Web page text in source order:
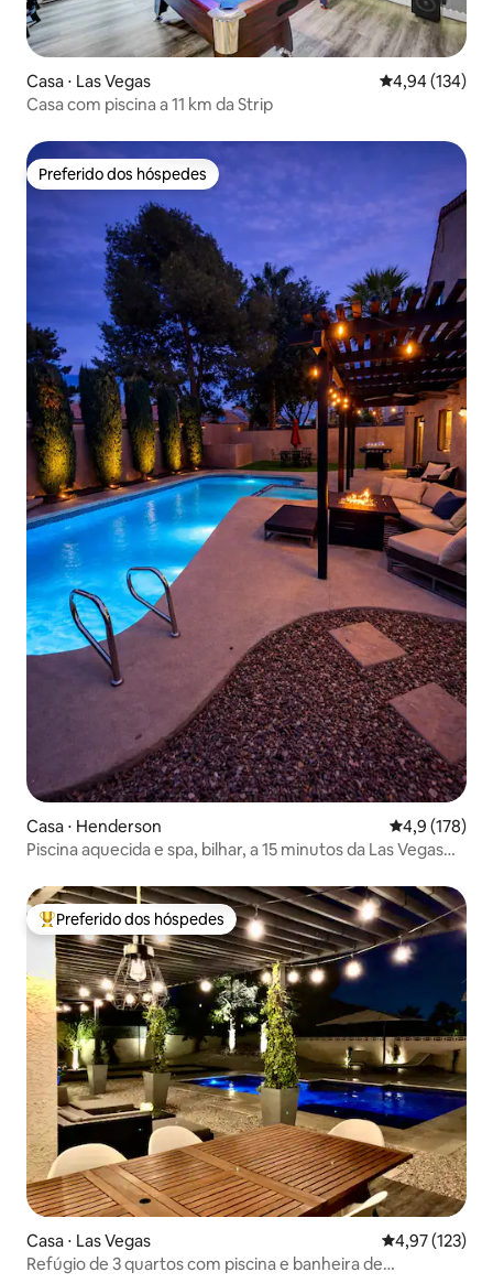
Casa ⋅ Las Vegas 4,94 de uma
4,94 (134)
Casa com piscina a 11 km da Strip
Preferido dos hóspedes
Preferido dos hóspedes
Casa ⋅ Henderson 4,9 de uma
4,9 (178)
Piscina aquecida e spa, bilhar, a 15 minutos da Las Vegas
Entre os melhores preferidos dos hóspedes
Preferido dos hóspedes
Casa ⋅ Las Vegas 4,97 de uma
4,97 (123)
Refúgio de 3 quartos com piscina e banheira de